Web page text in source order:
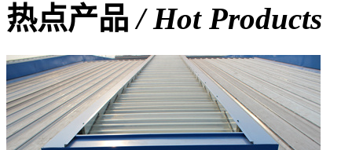
热点产品/ Hot Products